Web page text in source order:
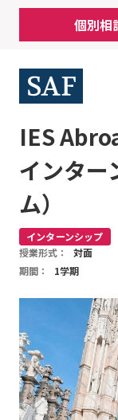
Skip
main
content
Mobile
Utility
Menu
個別相
IES
インター
ム）
インターンシップ
授業形式：
対面
期間：
1学期